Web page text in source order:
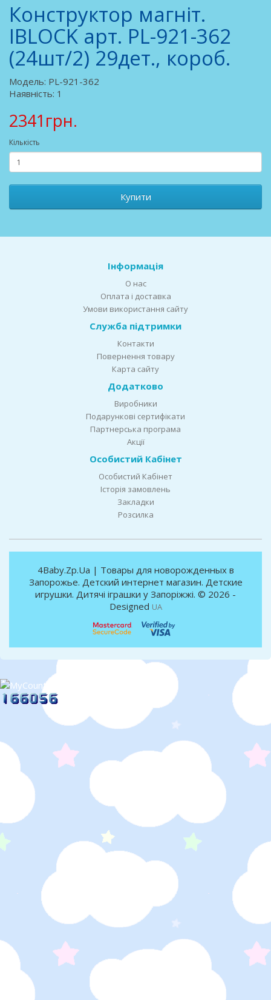
Конструктор магніт.
IBLOCK арт. PL-921-362
(24шт/2) 29дет., короб.
Модель: PL-921-362
Наявність: 1
2341грн.
Кількість
Купити
Інформація
О нас
Оплата і доставка
Умови використання сайту
Служба підтримки
Контакти
Повернення товару
Карта сайту
Додатково
Виробники
Подарункові сертифікати
Партнерська програма
Акції
Особистий Кабінет
Особистий Кабінет
Історія замовлень
Закладки
Розсилка
4Baby.Zp.Ua | Товары для новорожденных в
Запорожье. Детский интернет магазин. Детские
игрушки. Дитячі іграшки у Запоріжжі. © 2026 -
Designed UA